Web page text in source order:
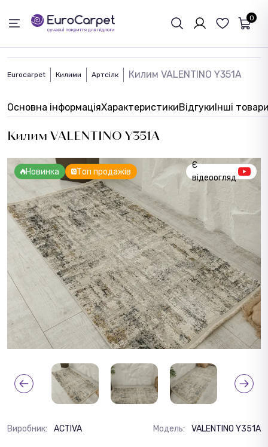
0
Eurocarpet Килими Артсілк Килим VALENTINO Y351A
Основна інформаціяХарактеристикиВідгукиІнші
Килим VALENTINO Y351A
Новинка Топ продажів
Є
відеоогляд
Виробник: ACTIVA Модель: VALENTINO Y351A
ЗВОРОТНІЙ ЗВЯЗОК